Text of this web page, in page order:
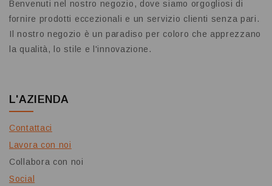
Benvenuti nel nostro negozio, dove siamo orgogliosi di
fornire prodotti eccezionali e un servizio clienti senza pari.
Il nostro negozio è un paradiso per coloro che apprezzano
la qualità, lo stile e l'innovazione.
L'AZIENDA
Contattaci
Lavora con noi
Collabora con noi
Social